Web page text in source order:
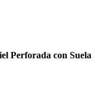
Perforada con Suela